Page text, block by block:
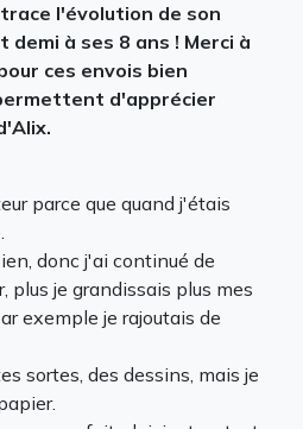
l'évolution de son
à ses 8 ans ! Merci à
ces envois bien
d'apprécier
parce que quand j'étais
donc j'ai continué de
plus je grandissais plus mes
exemple je rajoutais de
sortes, des dessins, mais je